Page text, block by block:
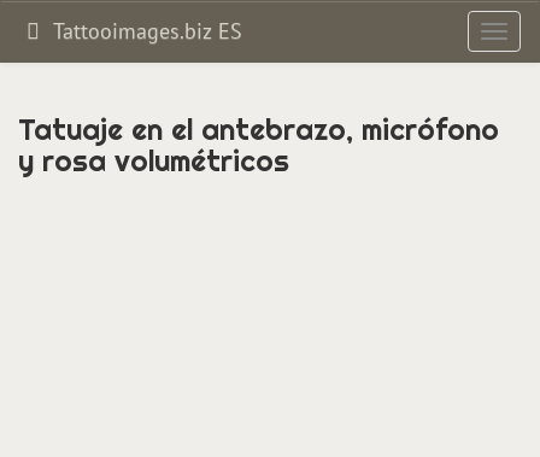
Tattooimages.biz ES
Tatuaje en el antebrazo, micrófono
y rosa volumétricos